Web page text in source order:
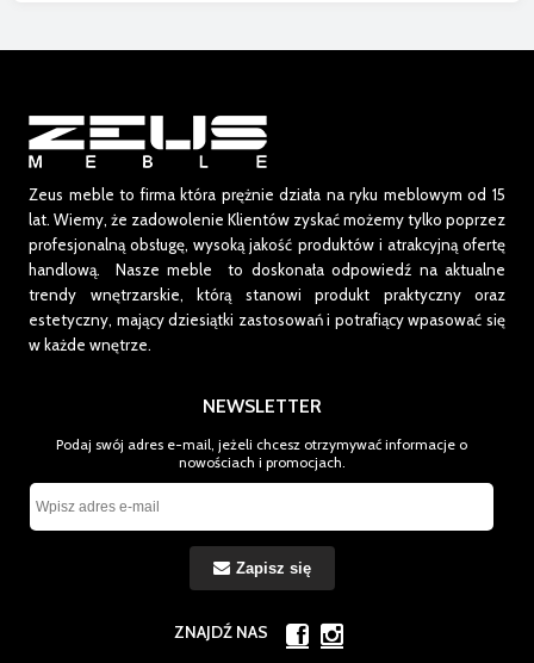
Zeus meble to firma która prężnie działa na ryku meblowym od 15
lat. Wiemy, że zadowolenie Klientów zyskać możemy tylko poprzez
profesjonalną obsługę, wysoką jakość produktów i atrakcyjną ofertę
handlową. Nasze meble to doskonała odpowiedź na aktualne
trendy wnętrzarskie, którą stanowi produkt praktyczny oraz
estetyczny, mający dziesiątki zastosowań i potrafiący wpasować się
w każde wnętrze.
NEWSLETTER
Podaj swój adres e-mail, jeżeli chcesz otrzymywać informacje o
nowościach i promocjach.
Zapisz się
ZNAJDŹ NAS